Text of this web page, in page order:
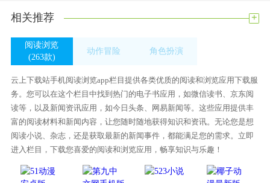
【/h/】同时，它还可以让你了解当地的房地产市场和资产，无
这里的房子非常富有
【/h/】无论您是想买房还是投资，它都为您提供了便捷的/
【/k1/】服务，解决了销售难的问题。
【/h/】无论你是想买房还是投资，房子视图都可以让你了解各
地的房地产市场和资产。
【/h/】你不用出门就能看到每家的信息，我每天都会为你推送
更新。
相关推荐 +
阅读浏览
(263款)
动作冒险
角色扮演
云上下载站手机阅读浏览app栏目提供各类优质的阅读和浏览应用下载服
务。您可以在这个栏目中找到热门的电子书应用，如微信读书、京东阅
读等，以及新闻资讯应用，如今日头条、网易新闻等。这些应用提供丰
富的阅读材料和新闻内容，让您随时随地获得知识和资讯。无论您是想
阅读小说、杂志，还是获取最新的新闻事件，都能满足您的需求。立即
进入栏目，下载您喜爱的阅读和浏览应用，畅享知识与乐趣！